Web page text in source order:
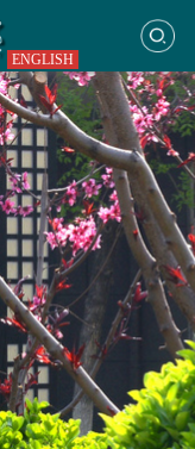
ENGLISH